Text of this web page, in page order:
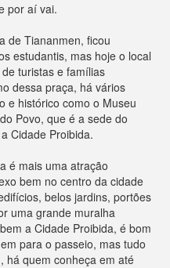
por aí vai.
de Tiananmen, ficou
estudantis, mas hoje o local
turistas e famílias
dessa praça, há vários
e histórico como o Museu
Povo, que é a sede do
Cidade Proibida.
é mais uma atração
bem no centro da cidade
belos jardins, portões
uma grande muralha
a Cidade Proibida, é bom
para o passeio, mas tudo
há quem conheça em até